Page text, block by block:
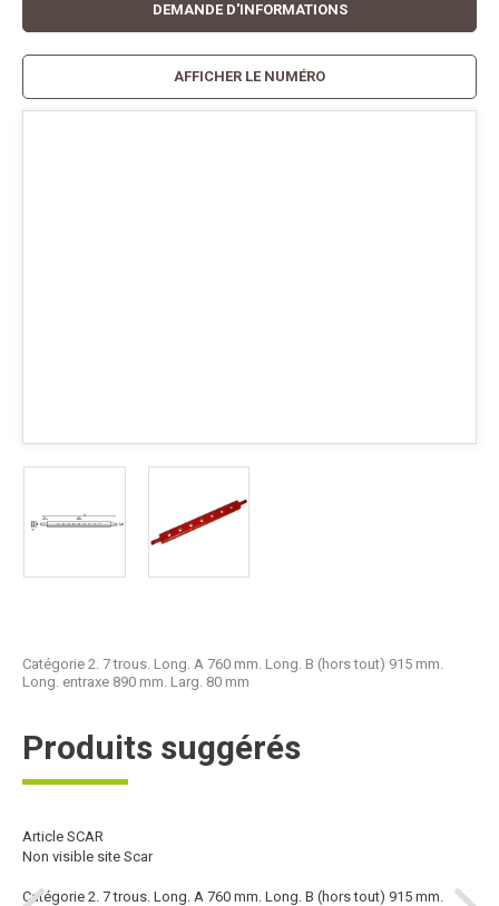
Catégorie 2. 7 trous. Long. A 760 mm. Long. B (hors tout) 915 mm.
Long. entraxe 890 mm. Larg. 80 mm
DEMANDE D'INFORMATIONS
AFFICHER LE NUMÉRO
Produits suggérés
Article SCAR
Non visible site Scar
Catégorie 2. 7 trous. Long. A 760 mm. Long. B (hors tout) 915 mm.